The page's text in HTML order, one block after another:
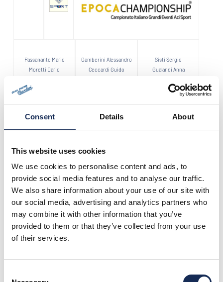
Consent Details About
This website uses cookies
We use cookies to personalise content and ads, to
provide social media features and to analyse our traffic.
We also share information about your use of our site with
our social media, advertising and analytics partners who
may combine it with other information that you’ve
provided to them or that they’ve collected from your use
of their services.
Passanante Mario
Moretti Dario
Gamberini Alessandro
Ceccardi Guido
Sisti Sergio
Gualandi Anna
2020
Deserti Olindo
De Marco Maurizio
Nicht zugeordnet Nicht zugeordnet